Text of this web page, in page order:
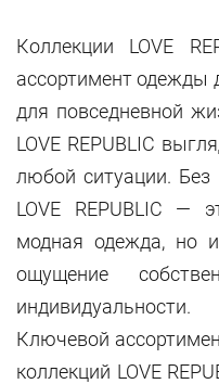
Коллекции LOVE
ассортимент одежды
для повседневной
LOVE REPUBLIC
любой ситуации.
LOVE REPUBLIC —
модная одежда, но
ощущение
индивидуальности.
Ключевой
коллекций LOVE